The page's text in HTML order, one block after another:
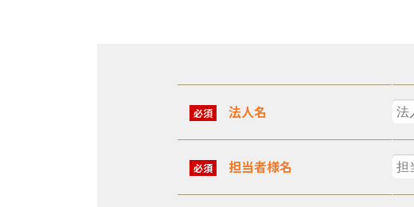
法人名
必須
担当者様名
必須